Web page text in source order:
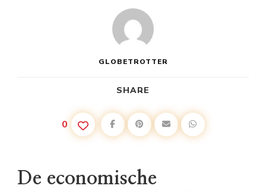
GLOBETROTTER
SHARE
0
De economische